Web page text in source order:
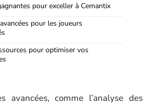
pour exceller à Cemantix
pour les joueurs
pour optimiser vos
avancées, comme l’analyse des